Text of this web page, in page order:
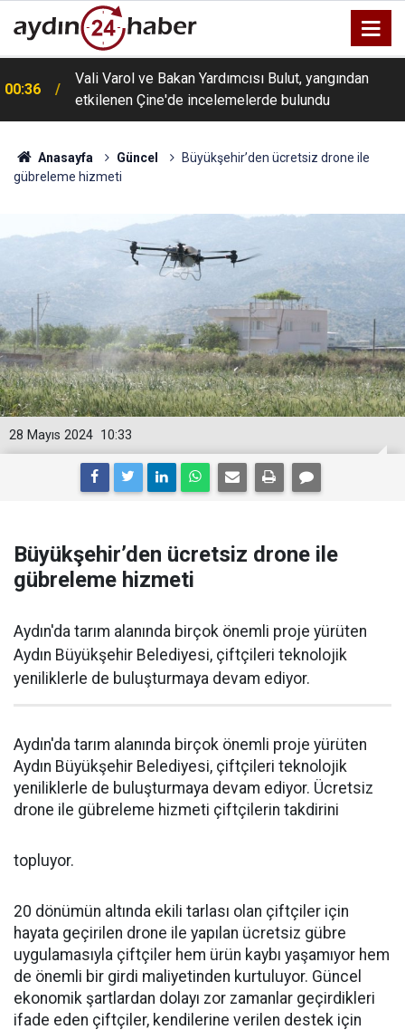
00:36
Vali Varol ve Bakan Yardımcısı Bulut, yangından
etkilenen Çine'de incelemelerde bulundu
Anasayfa Güncel
Büyükşehir’den ücretsiz drone ile
gübreleme hizmeti
10:33
28 Mayıs 2024
Büyükşehir’den ücretsiz drone ile
gübreleme hizmeti
Aydın'da tarım alanında birçok önemli proje yürüten
Aydın Büyükşehir Belediyesi, çiftçileri teknolojik
yeniliklerle de buluşturmaya devam ediyor.
Aydın'da tarım alanında birçok önemli proje yürüten
Aydın Büyükşehir Belediyesi, çiftçileri teknolojik
yeniliklerle de buluşturmaya devam ediyor. Ücretsiz
drone ile gübreleme hizmeti çiftçilerin takdirini
topluyor.
20 dönümün altında ekili tarlası olan çiftçiler için
hayata geçirilen drone ile yapılan ücretsiz gübre
uygulamasıyla çiftçiler hem ürün kaybı yaşamıyor hem
de önemli bir girdi maliyetinden kurtuluyor. Güncel
ekonomik şartlardan dolayı zor zamanlar geçirdikleri
ifade eden çiftçiler, kendilerine verilen destek için